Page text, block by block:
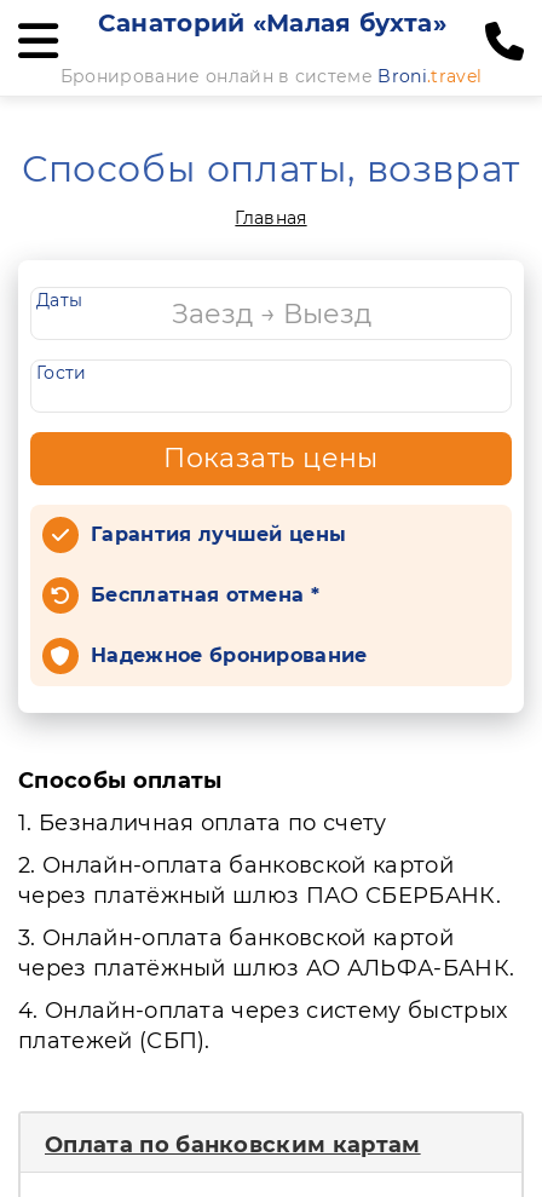
Санаторий «Малая бухта»
Бронирование онлайн в системе Broni.travel
Способы оплаты, возврат
Главная
Даты
Гости
Показать цены
Гарантия лучшей цены
Бесплатная отмена *
Надежное бронирование
Способы оплаты
1. Безналичная оплата по счету
2. Онлайн-оплата банковской картой
через платёжный шлюз ПАО СБЕРБАНК.
3. Онлайн-оплата банковской картой
через платёжный шлюз АО АЛЬФА-БАНК.
4. Онлайн-оплата через систему быстрых
платежей (СБП).
Оплата по банковским картам